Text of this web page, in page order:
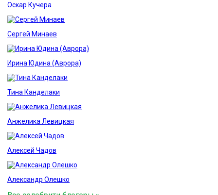
Оскар Кучера
Сергей Минаев
Ирина Юдина (Аврора)
Тина Канделаки
Анжелика Левицкая
Алексей Чадов
Александр Олешко